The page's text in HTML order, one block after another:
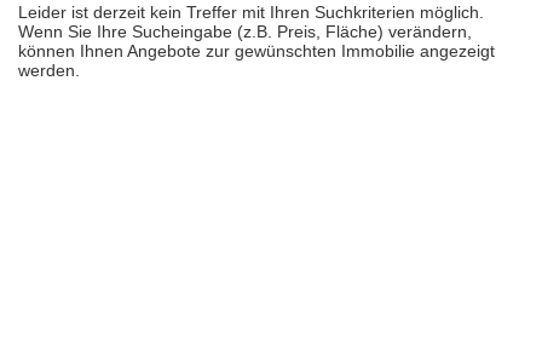
Leider ist derzeit kein Treffer mit Ihren Suchkriterien möglich.
Wenn Sie Ihre Sucheingabe (z.B. Preis, Fläche) verändern,
können Ihnen Angebote zur gewünschten Immobilie angezeigt
werden.